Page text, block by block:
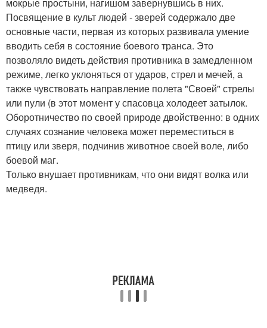
Посвящение в культ людей - зверей содержало две
основные части, первая из которых развивала умение
вводить себя в состояние боевого транса. Это
позволяло видеть действия противника в замедленном
режиме, легко уклоняться от ударов, стрел и мечей, а
также чувствовать направление полета "Своей" стрелы
или пули (в этот момент у спасовца холодеет затылок.
Оборотничество по своей природе двойственно: в одних
случаях сознание человека может переместиться в
птицу или зверя, подчинив животное своей воле, либо
боевой маг.
Только внушает противникам, что они видят волка или
медведя.